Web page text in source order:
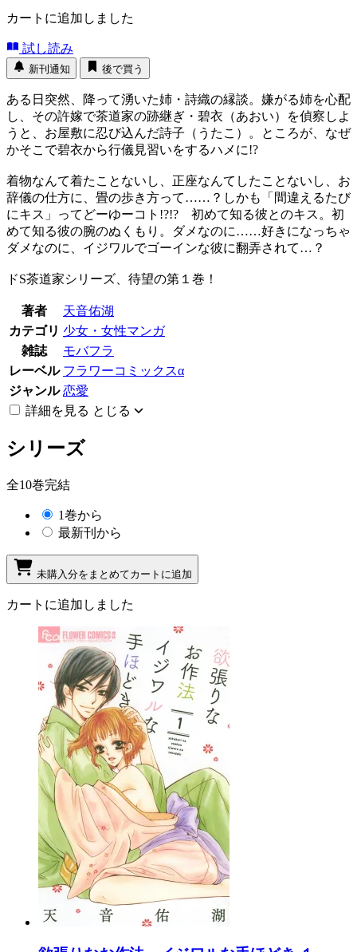
カートに追加しました
試し読み
新刊通知 後で買う
ある日突然、降って湧いた姉・詩織の縁談。嫌がる姉を心配
し、その許嫁で茶道家の跡継ぎ・碧衣（あおい）を偵察しよ
うと、お屋敷に忍び込んだ詩子（うたこ）。ところが、なぜ
かそこで碧衣から行儀見習いをするハメに!?
着物なんて着たことないし、正座なんてしたことないし、お
辞儀の仕方に、畳の歩き方って……？しかも「間違えるたび
にキス」ってどーゆーコト!?!? 初めて知る彼とのキス。初
めて知る彼の腕のぬくもり。ダメなのに……好きになっちゃ
ダメなのに、イジワルでゴーインな彼に翻弄されて…？
ドS茶道家シリーズ、待望の第１巻！
著者
天音佑湖
カテゴリ 少女・女性マンガ
雑誌
モバフラ
レーベル フラワーコミックスα
ジャンル 恋愛
詳細を見る とじる
シリーズ
全10巻完結
1巻から
最新刊から
未購入分をまとめてカートに追加
カートに追加しました